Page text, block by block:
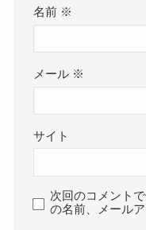
名前 ※
メール ※
サイト
次回のコメント
の名前、メール